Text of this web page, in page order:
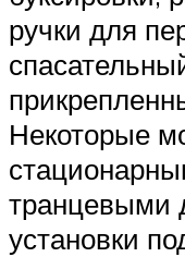
ручки для
Некоторые
транцевыми
установки